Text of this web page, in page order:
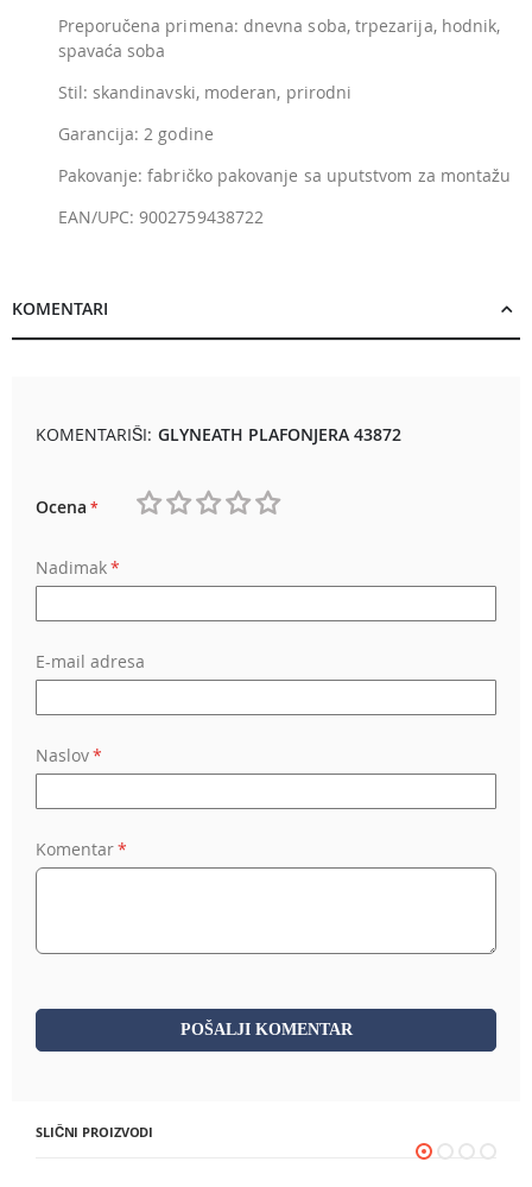
Preporučena primena: dnevna soba, trpezarija, hodnik,
spavaća soba
Stil: skandinavski, moderan, prirodni
Garancija: 2 godine
Pakovanje: fabričko pakovanje sa uputstvom za montažu
EAN/UPC: 9002759438722
KOMENTARI
KOMENTARIŠI: GLYNEATH PLAFONJERA 43872
Ocena
Nadimak
E-mail adresa
Naslov
Komentar
POŠALJI KOMENTAR
SLIČNI PROIZVODI